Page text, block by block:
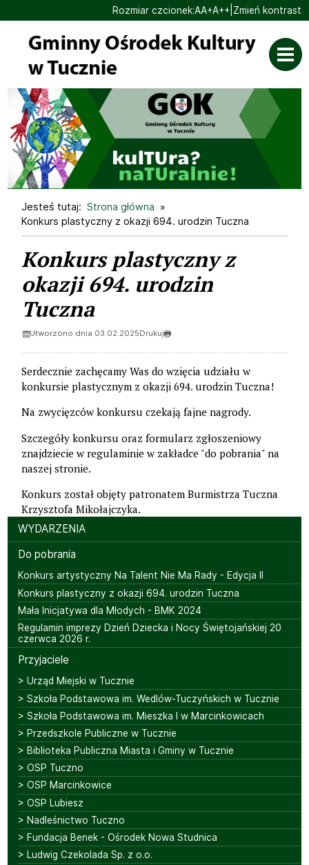
Przejdź do głównej treściRozmiar czcionek:Ustaw domyślną
AUstaw większą
A+Ustaw największą
A++ Zmień kontrast
Jesteś tutaj: Strona główna
Konkurs plastyczny z okazji 694. urodzin Tuczna
Konkurs plastyczny z
okazji 694. urodzin
Tuczna
Utworzono dnia 03.02.2025Drukuj
Serdecznie zachęcamy Was do wzięcia udziału w
konkursie plastycznym z okazji 694. urodzin Tuczna!
Na zwycięzców konkursu czekają fajne nagrody.
Szczegóły konkursu oraz formularz zgłoszeniowy
znajdziecie w regulaminie w zakładce "do pobrania" na
naszej stronie.
Konkurs został objęty patronatem Burmistrza Tuczna
Krzysztofa Mikołajczyka.
Menu
WYDARZENIA
Do pobrania
Konkurs artystyczny Na Talent Nie Ma Rady - Edycja II
Konkurs plastyczny z okazji 694. urodzin Tuczna
Mała Inicjatywa dla Młodych - BMK 2024
Regulamin imprezy Dzień Dziecka i Nocy Świętojańskiej 20
czerwca 2026 r.
Przyjaciele
> Urząd Miejski w Tucznie
> Szkoła Podstawowa im. Wedlów-Tuczyńskich w Tucznie
> Szkoła Podstawowa im. Mieszka I w Marcinkowicach
> Przedszkole Publiczne w Tucznie
> Biblioteka Publiczna Miasta i Gminy w Tucznie
> OSP Tuczno
> OSP Marcinkowice
> OSP Lubiesz
> Nadleśnictwo Tuczno
> Fundacja Benek - Ośrodek Nowa Studnica
> Ludwig Czekolada Sp. z o.o.